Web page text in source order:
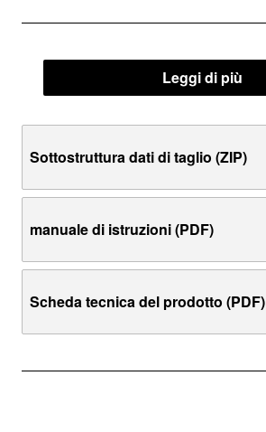
Leggi di più
Sottostruttura dati di taglio (ZIP)
manuale di istruzioni (PDF)
Scheda tecnica del prodotto (PDF)